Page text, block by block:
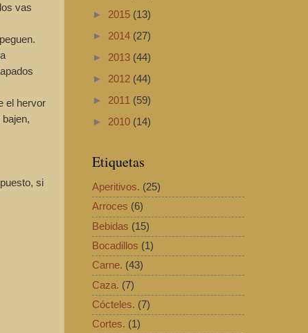
vas
el hervor
si
► 2015 (13)
► 2014 (27)
► 2013 (44)
► 2012 (44)
► 2011 (59)
► 2010 (14)
Etiquetas
Aperitivos. (25)
Arroces (6)
Bebidas (15)
Bocadillos (1)
Carne. (43)
Caza. (7)
Cócteles. (7)
Cortes. (1)